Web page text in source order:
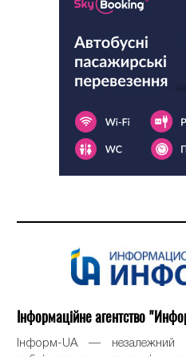
Інформаційне агентство
Інформ-UA — незалежний